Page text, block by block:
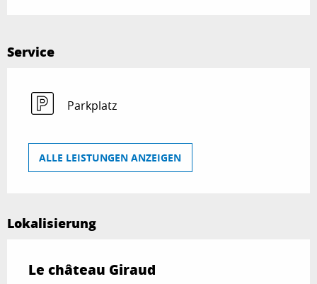
Service
Parkplatz
ALLE LEISTUNGEN ANZEIGEN
Lokalisierung
Le château Giraud